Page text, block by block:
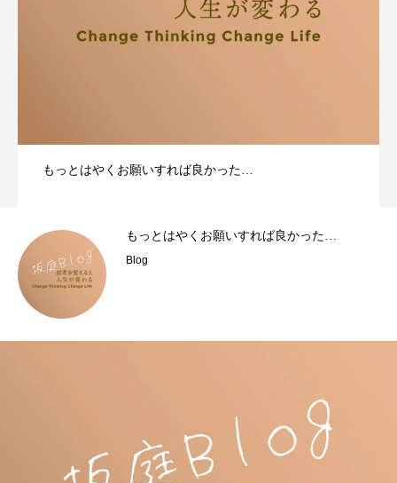
もっとはやくお願いすれば良かった…
もっとはやくお願いすれば良かった…
Blog